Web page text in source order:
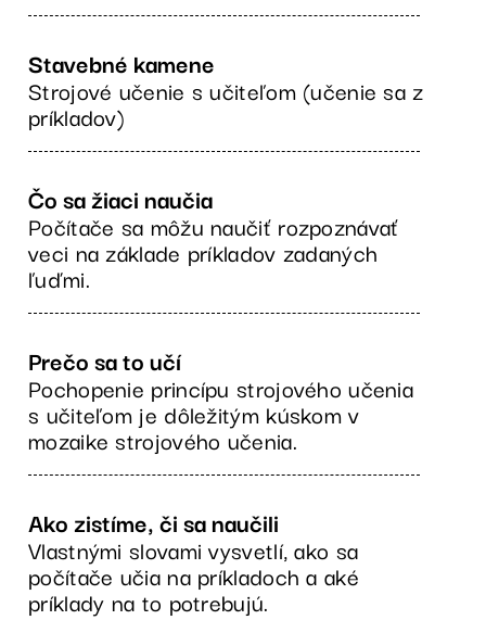
Stavebné kamene
Strojové učenie s učiteľom (učenie sa z
príkladov)
Čo sa žiaci naučia
Počítače sa môžu naučiť rozpoznávať
veci na základe príkladov zadaných
ľuďmi.
Prečo sa to učí
Pochopenie princípu strojového učenia
s učiteľom je dôležitým kúskom v
mozaike strojového učenia.
Ako zistíme, či sa naučili
Vlastnými slovami vysvetlí, ako sa
počítače učia na príkladoch a aké
príklady na to potrebujú.